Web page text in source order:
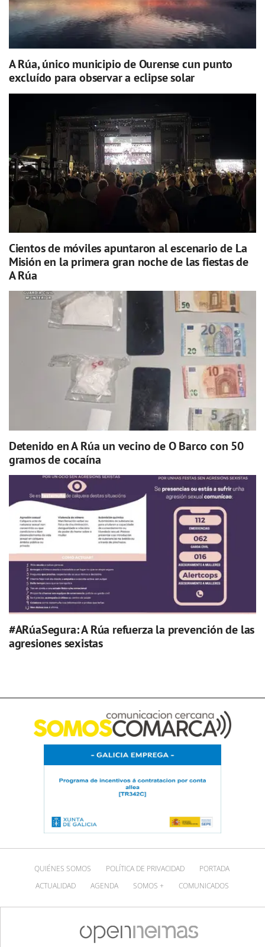
A Rúa, único municipio de Ourense cun punto
excluído para observar a eclipse solar
Cientos de móviles apuntaron al escenario de La
Misión en la primera gran noche de las fiestas de
A Rúa
Detenido en A Rúa un vecino de O Barco con 50
gramos de cocaína
#ARúaSegura: A Rúa refuerza la prevención de las
agresiones sexistas
QUIÉNES SOMOS POLÍTICA DE PRIVACIDAD
PORTADA
ACTUALIDAD
AGENDA SOMOS + COMUNICADOS